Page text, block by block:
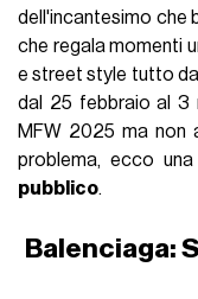
dell'incantesimo che
che regala momenti
e street style tutto
dal 25 febbraio al 3
MFW 2025 ma non
problema, ecco
pubblico.
Balenciaga: